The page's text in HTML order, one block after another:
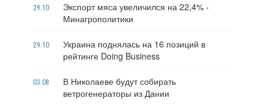
29.10
Экспорт мяса увеличился на 22,4% -
Минагрополитики
29.10
Украина поднялась на 16 позиций в
рейтинге Doing Business
03.08
В Николаеве будут собирать
ветрогенераторы из Дании